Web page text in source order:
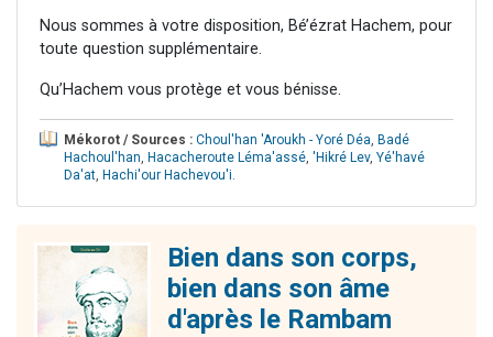
Nous sommes à votre disposition, Bé’ézrat Hachem, pour
toute question supplémentaire.
Qu’Hachem vous protège et vous bénisse.
Mékorot / Sources : Choul'han 'Aroukh - Yoré Déa, Badé
Hachoul'han, Hacacheroute Léma'assé, 'Hikré Lev, Yé'havé
Da'at, Hachi'our Hachevou'i.
Bien dans son corps,
bien dans son âme
d'après le Rambam